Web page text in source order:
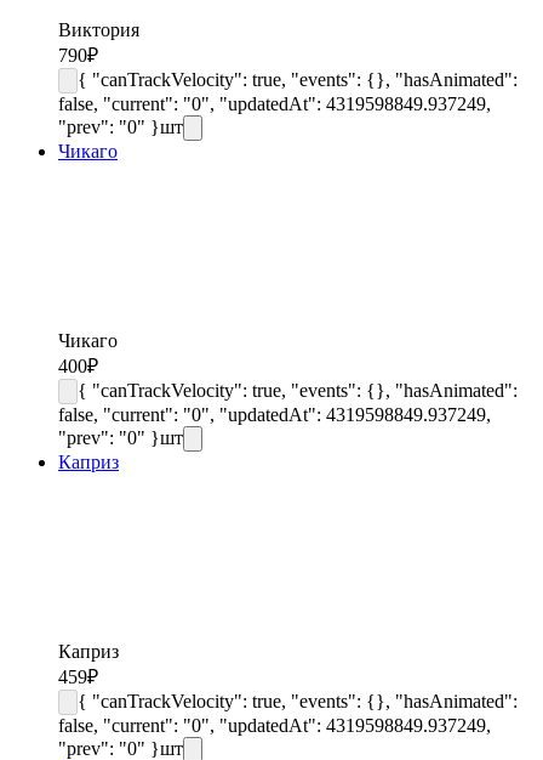
Виктория
790₽
{ "canTrackVelocity": true, "events": {}, "hasAnimated":
false, "current": "0", "updatedAt": 4319598849.937249,
"prev": "0" }шт
Чикаго
Чикаго
400₽
{ "canTrackVelocity": true, "events": {}, "hasAnimated":
false, "current": "0", "updatedAt": 4319598849.937249,
"prev": "0" }шт
Каприз
Каприз
459₽
{ "canTrackVelocity": true, "events": {}, "hasAnimated":
false, "current": "0", "updatedAt": 4319598849.937249,
"prev": "0" }шт